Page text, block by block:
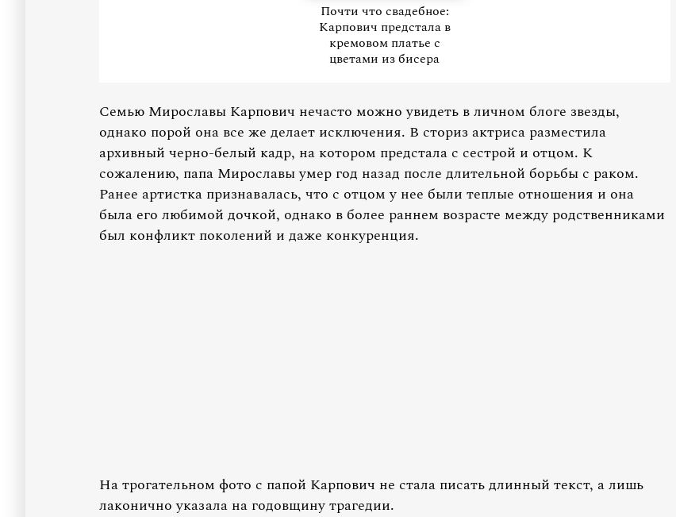
Почти что свадебное:
Карпович предстала в
кремовом платье с
цветами из бисера
Семью Мирославы Карпович нечасто можно увидеть в личном блоге звезды,
однако порой она все же делает исключения. В сториз актриса разместила
архивный черно-белый кадр, на котором предстала с сестрой и отцом. К
сожалению, папа Мирославы умер год назад после длительной борьбы с раком.
Ранее артистка признавалась, что с отцом у нее были теплые отношения и она
была его любимой дочкой, однако в более раннем возрасте между родственниками
был конфликт поколений и даже конкуренция.
На трогательном фото с папой Карпович не стала писать длинный текст, а лишь
лаконично указала на годовщину трагедии.